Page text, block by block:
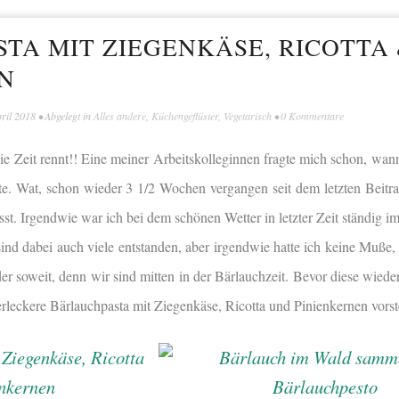
MIT ZIEGENKÄSE, RICOTTA
2018 • Abgelegt in Alles andere, Küchengeflüster, Vegetarisch •0 Kommentare
Zeit rennt!! Eine meiner Arbeitskolleginnen fragte mich schon,
Wat, schon wieder 3 1/2 Wochen vergangen seit dem letzten
Irgendwie war ich bei dem schönen Wetter in letzter Zeit ständig
dabei auch viele entstanden, aber irgendwie hatte ich keine
soweit, denn wir sind mitten in der Bärlauchzeit. Bevor diese
Bärlauchpasta mit Ziegenkäse, Ricotta und Pinienkernen